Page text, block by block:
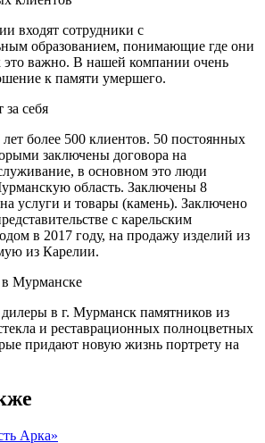
входят сотрудники с
образованием, понимающие где они
это важно. В нашей компании очень
к памяти умершего.
себя
более 500 клиентов. 50 постоянных
заключены договора на
в основном это люди
область. Заключены 8
услуги и товары (камень). Заключено
с карельским
в 2017 году, на продажу изделий из
из Карелии.
Мурманске
в г. Мурманск памятников из
и реставрационных полноцветных
придают новую жизнь портрету на